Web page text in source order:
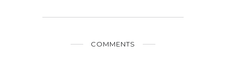
COMMENTS